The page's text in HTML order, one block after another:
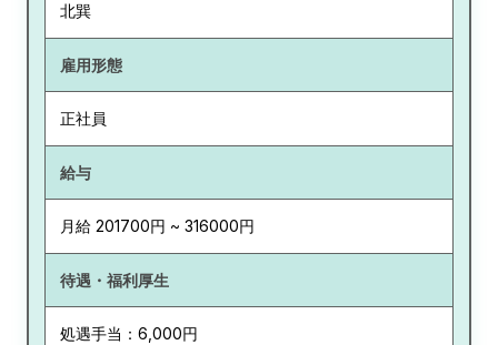
北巽
雇用形態
正社員
給与
月給 201700円 ~ 316000円
待遇・福利厚生
処遇手当：6,000円